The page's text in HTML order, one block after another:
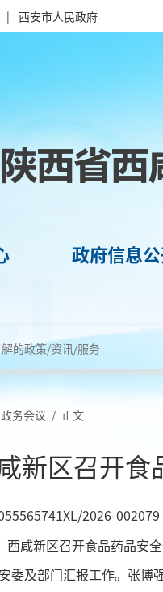
| 西安市人民政府
—— 政府信息
政务会议 / 正文
新区召开食
2026-002079
西咸新区召开食品药品安
委及部门汇报工作。张博